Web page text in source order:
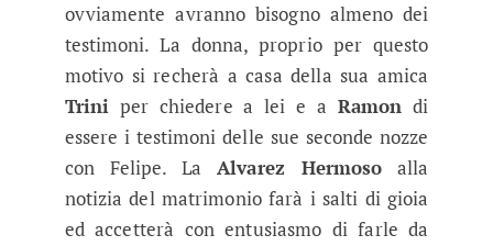
ovviamente avranno bisogno almeno dei
testimoni. La donna, proprio per questo
motivo si recherà a casa della sua amica
Trini per chiedere a lei e aRamon di
essere i testimoni delle sue seconde nozze
con Felipe. LaAlvarez Hermoso alla
notizia del matrimonio farà i salti di gioia
ed accetterà con entusiasmo di farle da